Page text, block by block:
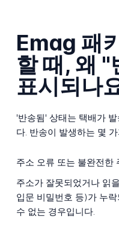
Emag 패
할 때, 왜
표시되나
'반송됨' 상태는 택배가
다. 반송이 발생하는 몇
주소 오류 또는 불완전한
주소가 잘못되었거나 읽
입문 비밀번호 등)가 누
수 없는 경우입니다.